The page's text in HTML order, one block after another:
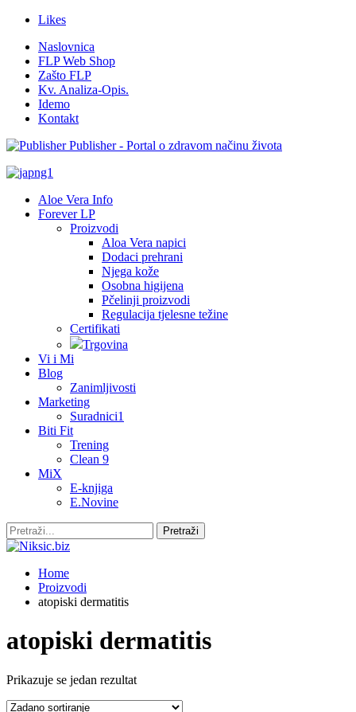
Likes
Naslovnica
FLP Web Shop
Zašto FLP
Kv. Analiza-Opis.
Idemo
Kontakt
Publisher - Portal o zdravom načinu života
Aloe Vera Info
Forever LP
Proizvodi
Aloa Vera napici
Dodaci prehrani
Njega kože
Osobna higijena
Pčelinji proizvodi
Regulacija tjelesne težine
Certifikati
Trgovina
Vi i Mi
Blog
Zanimljivosti
Marketing
Suradnici1
Biti Fit
Trening
Clean 9
MiX
E-knjiga
E.Novine
Home
Proizvodi
atopiski dermatitis
atopiski dermatitis
Prikazuje se jedan rezultat